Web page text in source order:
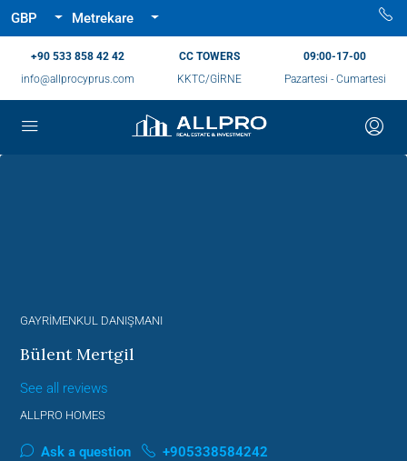
GBP Metrekare
‪+90 533 858 42 42‬
info@allprocyprus.com
CC TOWERS
KKTC/GİRNE
09:00-17-00
Pazartesi - Cumartesi
GAYRIMENKUL DANIŞMANI
Bülent Mertgil
See all reviews
ALLPRO HOMES
Ask a question +905338584242